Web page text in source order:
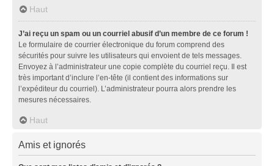
Haut
J’ai reçu un spam ou un courriel abusif d’un membre de ce forum !
Le formulaire de courrier électronique du forum comprend des
sécurités pour suivre les utilisateurs qui envoient de tels messages.
Envoyez à l’administrateur une copie complète du courriel reçu. Il est
très important d’inclure l’en-tête (il contient des informations sur
l’expéditeur du courriel). L’administrateur pourra alors prendre les
mesures nécessaires.
Haut
Amis et ignorés